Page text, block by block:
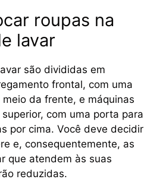
roupas na
lavar
são divididas em
frontal, com uma
da frente, e máquinas
com uma porta para
por cima. Você deve decidir
e, consequentemente, as
que atendem às suas
reduzidas.